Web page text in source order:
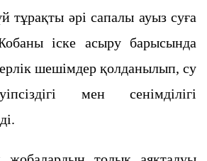
тұрақты әрі сапалы ауыз суға
іске асыру барысында
шешімдер қолданылып, су
мен сенімділігі